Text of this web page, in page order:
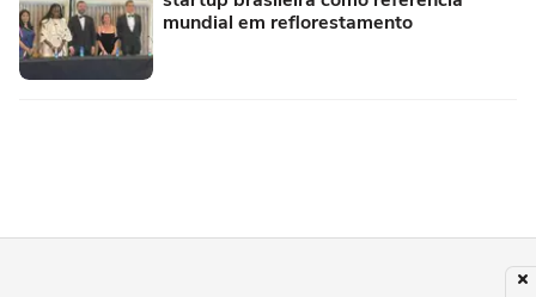
mundial em reflorestamento